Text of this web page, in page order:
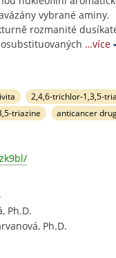
vybrané aminy.
rozmanité
…více
2,4,6-trichlor-1,3,5-
triazine anticancer
Ph.D.
Ph.D.